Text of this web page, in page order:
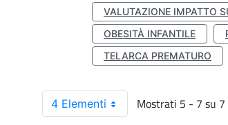
VALUTAZIONE IMPATTO
OBESITÀ INFANTILE
TELARCA PREMATURO
4 Elementi Mostrati 5 - 7 su